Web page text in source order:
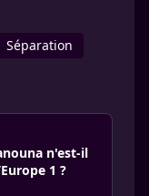
Séparation
n'est-il
1 ?